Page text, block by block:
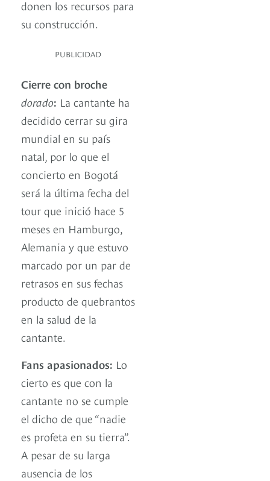
donen los recursos para
su construcción.
PUBLICIDAD
Cierre con broche
dorado: La cantante ha
decidido cerrar su gira
mundial en su país
natal, por lo que el
concierto en Bogotá
será la última fecha del
tour que inició hace 5
meses en Hamburgo,
Alemania y que estuvo
marcado por un par de
retrasos en sus fechas
producto de quebrantos
en la salud de la
cantante.
Fans apasionados: Lo
cierto es que con la
cantante no se cumple
el dicho de que “nadie
es profeta en su tierra”.
A pesar de su larga
ausencia de los